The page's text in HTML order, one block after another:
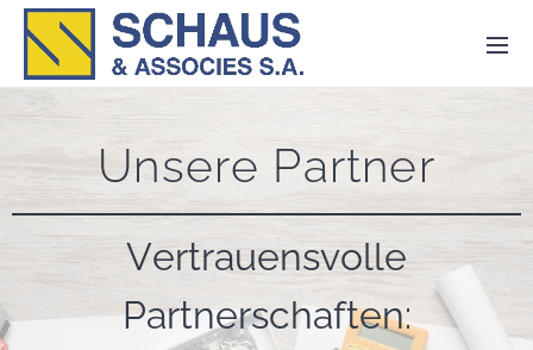
Unsere Partner
Vertrauensvolle
Partnerschaften: